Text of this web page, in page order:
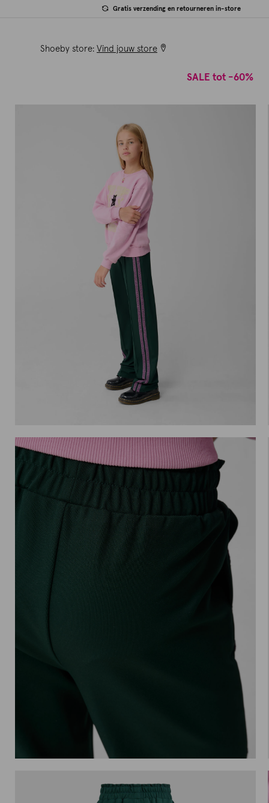
Gratis verzending en retourneren in-store
Shoeby store: Vind jouw store
SALE tot -60%